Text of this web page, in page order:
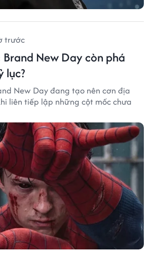
trước
Brand New Day còn phá
lục?
New Day đang tạo nên cơn địa
liên tiếp lập những cột mốc chưa